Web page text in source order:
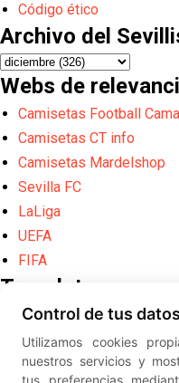
Código ético
Archivo del
Webs de
Camisetas Football
Camisetas CT info
Camisetas Mardelshop
Sevilla FC
LaLiga
UEFA
FIFA
Translate
Powered by
Translate
Diseño web creado por
Control de tus
Utilizamos cookies
nuestros servicios y
tus preferencias